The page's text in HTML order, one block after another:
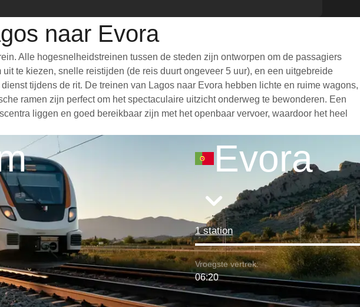
naar Evora
Alle hogesnelheidstreinen tussen de steden zijn ontworpen om de passagiers
te kiezen, snelle reistijden (de reis duurt ongeveer 5 uur), en een uitgebreide
tijdens de rit. De treinen van Lagos naar Evora hebben lichte en ruime wagons,
ramen zijn perfect om het spectaculaire uitzicht onderweg te bewonderen. Een
liggen en goed bereikbaar zijn met het openbaar vervoer, waardoor het heel
Evora
1 station
Vroegste vertrek:
06:20